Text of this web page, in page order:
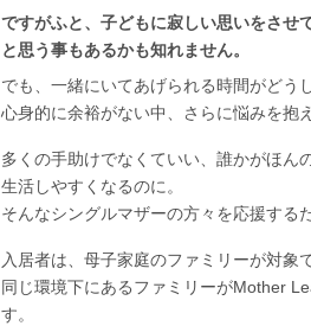
ですがふと、子どもに寂しい思いをさせ
と思う事もあるかも知れません。
でも、一緒にいてあげられる時間がどう
心身的に余裕がない中、さらに悩みを抱
多くの手助けでなくていい、誰かがほん
生活しやすくなるのに。
そんなシングルマザーの方々を応援する
入居者は、母子家庭のファミリーが対象
同じ環境下にあるファミリーがMother
す。